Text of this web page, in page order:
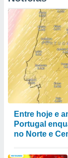
Entre hoje e
Portugal
no Norte e